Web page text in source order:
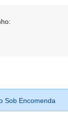
Sob Encomenda